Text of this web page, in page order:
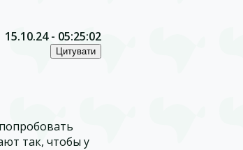
15.10.24 - 05:25:02
так, чтобы у